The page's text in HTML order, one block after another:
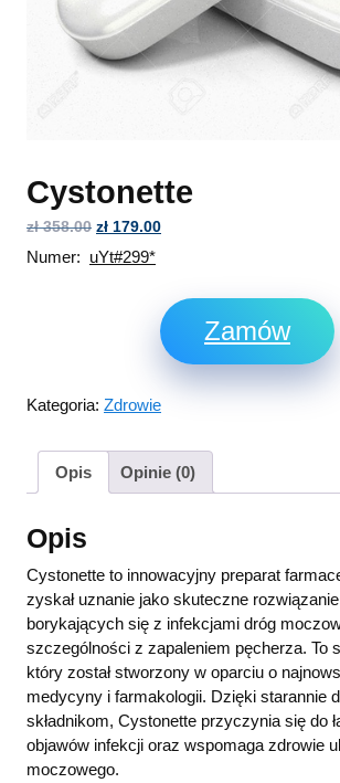
Cystonette
zł358.00 zł 179.00
Numer: uYt#299*
Zamów
Kategoria: Zdrowie
Opis Opinie (0)
Opis
Cystonette to innowacyjny preparat
zyskał uznanie jako skuteczne
borykających się z infekcjami dróg
szczególności z zapaleniem pęcherza. To
który został stworzony w oparciu o
medycyny i farmakologii. Dzięki starannie
składnikom, Cystonette przyczynia się do
objawów infekcji oraz wspomaga zdrowie
moczowego.